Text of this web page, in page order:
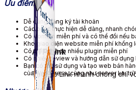
ATP Link
Tạo Bio Link nhanh chóng chỉ
Ưu điểm:
Dễ dàng đăng ký tài khoản
Các bước thực hiện dễ dàng, nhanh
Có domain miễn phí và có thể đổi nếu
Kho giao diện website miễn phí khổng
Có thể tích hợp nhiều plugin miễn phí
Có nhiều review và hướng dẫn sử dụng
Bạn có thể sử dụng và tạo web bán
của WordPress, cũng như server lưu